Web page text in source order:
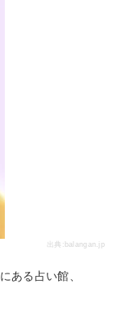
出典: balangan.jp
ある占い館、